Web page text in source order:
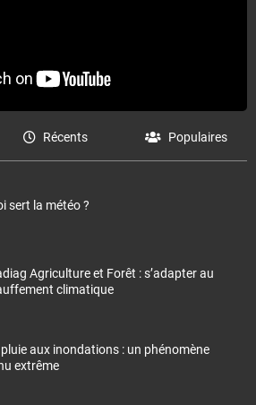
Récents Populaires
sert la météo ?
Agriculture et Forêt : s’adapter au
climatique
pluie aux inondations : un phénomène
extrême